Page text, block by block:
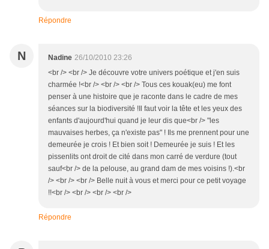
Répondre
N Nadine 26/10/2010 23:26
<br /> <br /> Je découvre votre univers poétique et j'en suis
charmée !<br /> <br /> <br /> Tous ces kouak(eu) me font
penser à une histoire que je raconte dans le cadre de mes
séances sur la biodiversité !Il faut voir la tête et les yeux des
enfants d'aujourd'hui quand je leur dis que<br /> "les
mauvaises herbes, ça n'existe pas" ! Ils me prennent pour une
demeurée je crois ! Et bien soit ! Demeurée je suis ! Et les
pissenlits ont droit de cité dans mon carré de verdure (tout
sauf<br /> de la pelouse, au grand dam de mes voisins !).<br
/> <br /> <br /> Belle nuit à vous et merci pour ce petit voyage
!!<br /> <br /> <br /> <br />
Répondre